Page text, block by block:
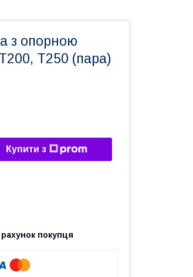
з опорною
Т250 (пара)
Купити з
рахунок покупця